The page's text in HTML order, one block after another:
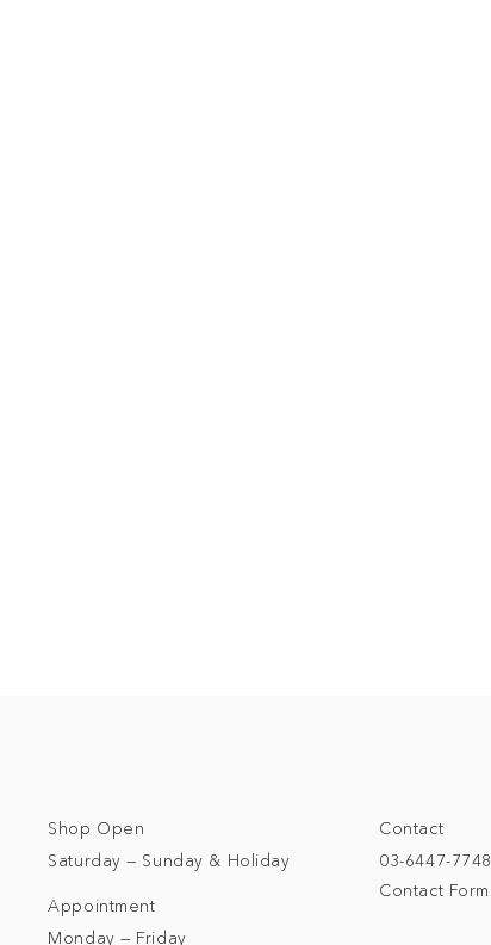
Contact
03-6447-7748
Contact Form
Shop Open
Saturday — Sunday & Holiday
Appointment
Monday — Friday